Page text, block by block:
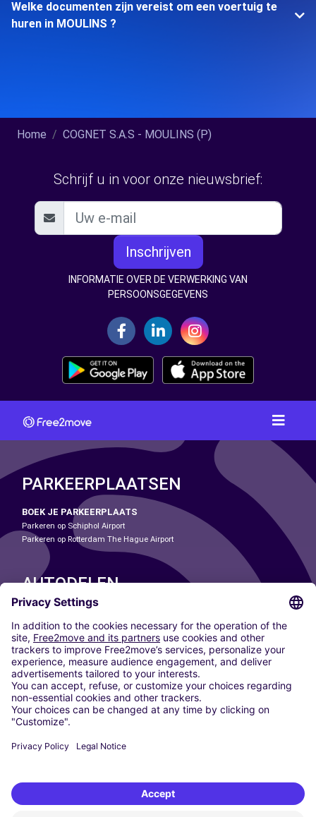
Welke documenten zijn vereist om een voertuig te
huren in MOULINS ?
Home COGNET S.A.S - MOULINS (P)
Schrijf u in voor onze nieuwsbrief:
Inschrijven
INFORMATIE OVER DE VERWERKING VAN
PERSOONSGEGEVENS
PARKEERPLAATSEN
BOEK JE PARKEERPLAATS
Parkeren op Schiphol Airport
Parkeren op Rotterdam The Hague Airport
AUTODELEN
ONZE STEDEN
Paris
Madrid
Washington DC
Milaan
Rome
Turijn
Wenen
Berlijn
Düsseldorf